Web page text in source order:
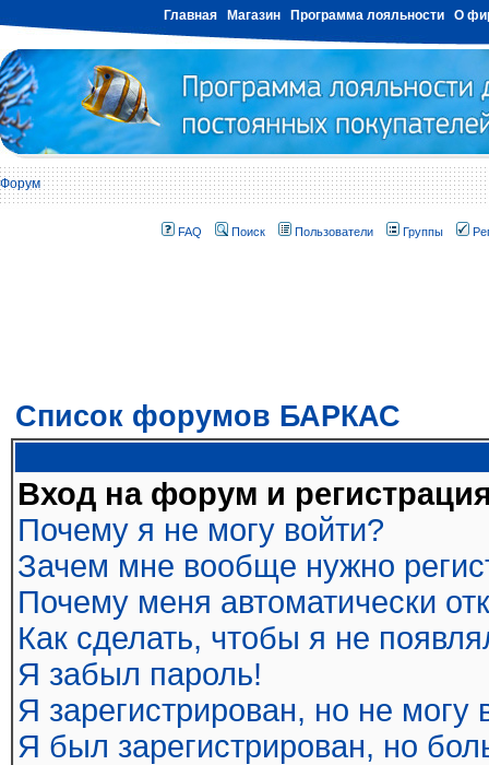
Главная Магазин Программа лояльности О
Форум
FAQ Поиск Пользователи Группы
Список форумов БАРКАС
Вход на форум и
Почему я не могу войти?
Зачем мне вообще нужно
Почему меня автоматически
Как сделать, чтобы я не
Я забыл пароль!
Я зарегистрирован, но не могу
Я был зарегистрирован, но